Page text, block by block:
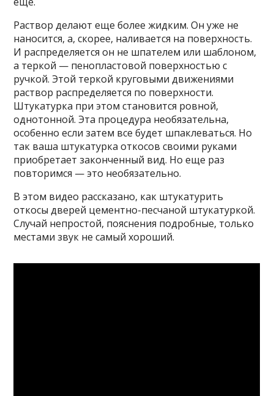
Раствор делают еще более жидким. Он уже не
наносится, а, скорее, наливается на поверхность.
И распределяется он не шпателем или шаблоном,
а теркой — пенопластовой поверхностью с
ручкой. Этой теркой круговыми движениями
раствор распределяется по поверхности.
Штукатурка при этом становится ровной,
однотонной. Эта процедура необязательна,
особенно если затем все будет шпаклеваться. Но
так ваша штукатурка откосов своими руками
приобретает законченный вид. Но еще раз
повторимся — это необязательно.
В этом видео рассказано, как штукатурить
откосы дверей цементно-песчаной штукатуркой.
Случай непростой, пояснения подробные, только
местами звук не самый хороший.